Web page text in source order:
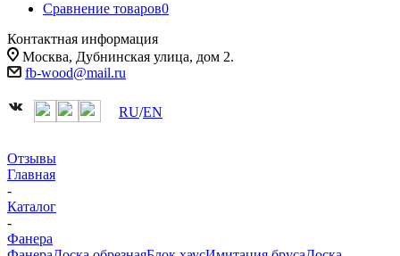
Сравнение товаров0
Контактная информация
Москва, Дубнинская улица, дом 2.
fb-wood@mail.ru
RU/EN
Отзывы
Главная
-
Каталог
-
Фанера